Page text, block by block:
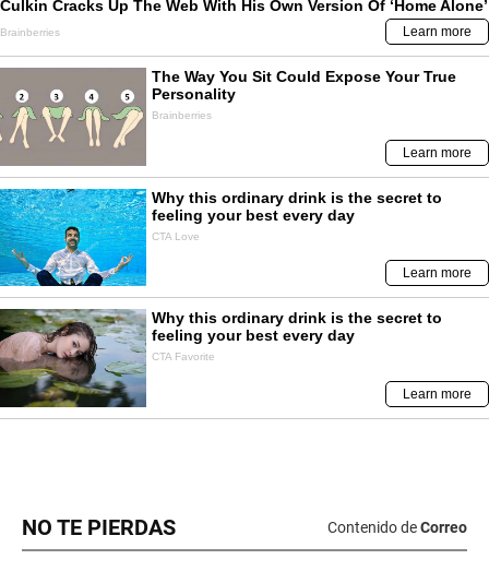
NO TE PIERDAS Contenido deCorreo